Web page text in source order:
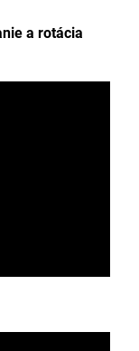
a rotácia